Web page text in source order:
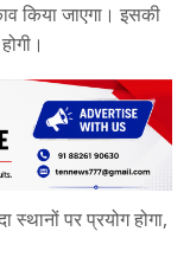
किया जाएगा। इसकी
स्थानों पर प्रयोग होगा,